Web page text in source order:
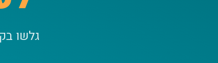
גלשו